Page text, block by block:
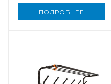
ПОДРОБНЕЕ